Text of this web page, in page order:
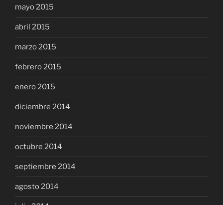
mayo 2015
abril 2015
marzo 2015
febrero 2015
enero 2015
diciembre 2014
noviembre 2014
octubre 2014
septiembre 2014
agosto 2014